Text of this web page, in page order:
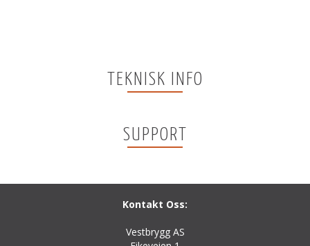
TEKNISK INFO
SUPPORT
Kontakt Oss:
Vestbrygg AS